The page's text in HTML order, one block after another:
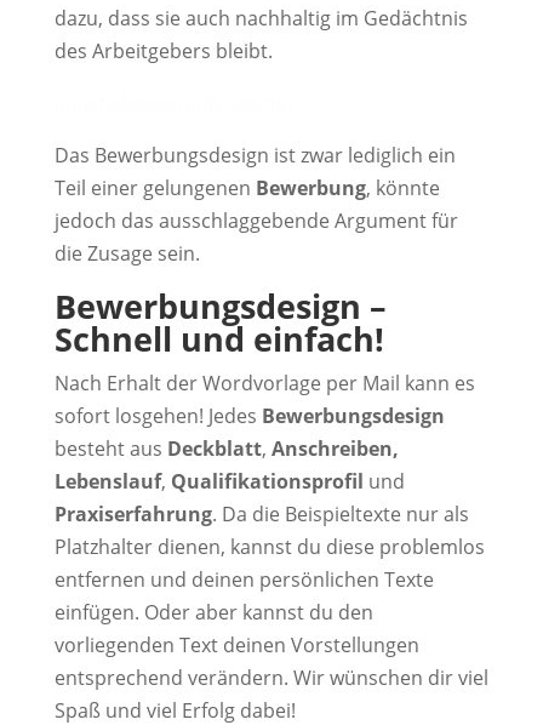
dazu, dass sie auch nachhaltig im Gedächtnis
des Arbeitgebers bleibt.
Das Bewerbungsdesign ist zwar lediglich ein
Teil einer gelungenen Bewerbung, könnte
jedoch das ausschlaggebende Argument für
die Zusage sein.
Bewerbungsdesign –
Schnell und einfach!
Nach Erhalt der Wordvorlage per Mail kann es
sofort losgehen! Jedes Bewerbungsdesign
besteht aus Deckblatt, Anschreiben,
Lebenslauf, Qualifikationsprofil und
Praxiserfahrung. Da die Beispieltexte nur als
Platzhalter dienen, kannst du diese problemlos
entfernen und deinen persönlichen Texte
einfügen. Oder aber kannst du den
vorliegenden Text deinen Vorstellungen
entsprechend verändern. Wir wünschen dir viel
Spaß und viel Erfolg dabei!